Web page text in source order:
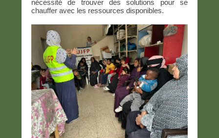
nécessité de trouver des solutions pour se
chauffer avec les ressources disponibles.